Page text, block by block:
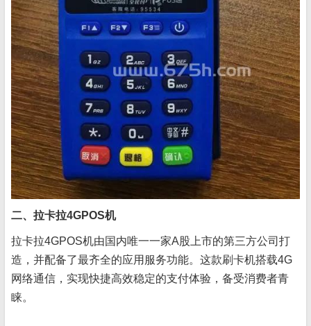
二、拉卡拉4GPOS机
拉卡拉4GPOS机由国内唯一一家A股上市的第三方公司打
造，并配备了最齐全的应用服务功能。这款刷卡机搭载4G
网络通信，实现快捷高效稳定的支付体验，备受消费者青
睐。